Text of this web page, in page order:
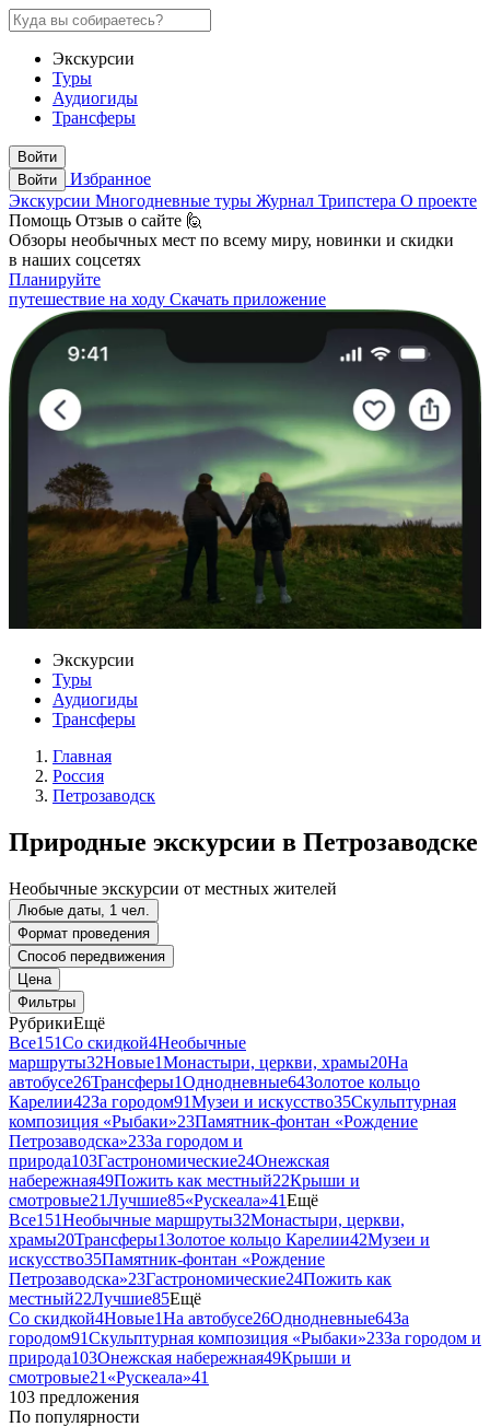
Экскурсии
Туры
Аудиогиды
Трансферы
Войти
Войти
Избранное
Экскурсии Многодневные туры Журнал Трипстера О проекте
Помощь Отзыв о сайте 🙋
Обзоры необычных мест по всему миру, новинки и скидки
в наших соцсетях
Планируйте
путешествие на ходу Скачать приложение
Экскурсии
Туры
Аудиогиды
Трансферы
Главная
Россия
Петрозаводск
Природные экскурсии в Петрозаводске
Необычные экскурсии от местных жителей
Любые даты, 1 чел.
Формат проведения
Способ передвижения
Цена
Фильтры
РубрикиЕщё
Все151Со скидкой4Необычные
маршруты32Новые1Монастыри, церкви, храмы20На
автобусе26Трансферы1Однодневные64Золотое кольцо
Карелии42За городом91Музеи и искусство35Скульптурная
композиция «Рыбаки»23Памятник-фонтан «Рождение
Петрозаводска»23За городом и
природа103Гастрономические24Онежская
набережная49Пожить как местный22Крыши и
смотровые21Лучшие85«Рускеала»41Ещё
Все151Необычные маршруты32Монастыри, церкви,
храмы20Трансферы1Золотое кольцо Карелии42Музеи и
искусство35Памятник-фонтан «Рождение
Петрозаводска»23Гастрономические24Пожить как
местный22Лучшие85Ещё
Со скидкой4Новые1На автобусе26Однодневные64За
городом91Скульптурная композиция «Рыбаки»23За городом и
природа103Онежская набережная49Крыши и
смотровые21 «Рускеала»41
103 предложения
По популярности